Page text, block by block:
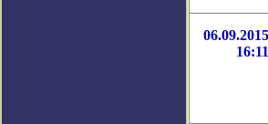
06.09.2015
16:11